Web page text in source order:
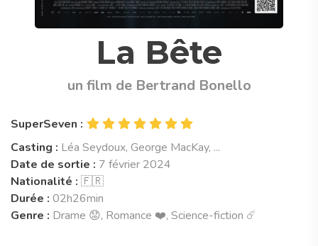
La Bête
un film de Bertrand Bonello
SuperSeven :
Casting : Léa Seydoux, George MacKay, ...
Date de sortie : 7 février 2024
Nationalité : 🇫🇷
Durée : 02h26min
Genre : Drame 😟, Romance ❤️, Science-fiction ☄️